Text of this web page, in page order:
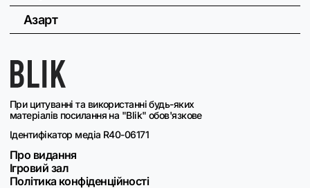
При цитуванні та використанні будь-яких
матеріалів посилання на "Blik" обов'язкове
Ідентифікатор медіа R40-06171
Про видання
Ігровий зал
Політика конфіденційності
Азарт